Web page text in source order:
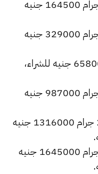
أسعار الذهب عيار 21 وزن 25 جرام 164500 جنيه
أسعار الذهب عيار 21 وزن 50 جرام 329000 جنيه
سعر عيار 21 وزن 100 جرام 658000 جنيه للشراء،
سعر الذهب عيار 21 وزن 150 جرام 987000 جنيه
أسعار الذهب عيار 21 وزن 200 جرام 1316000 جنيه
سعر الذهب عيار 21 وزن 250 جرام 1645000 جنيه